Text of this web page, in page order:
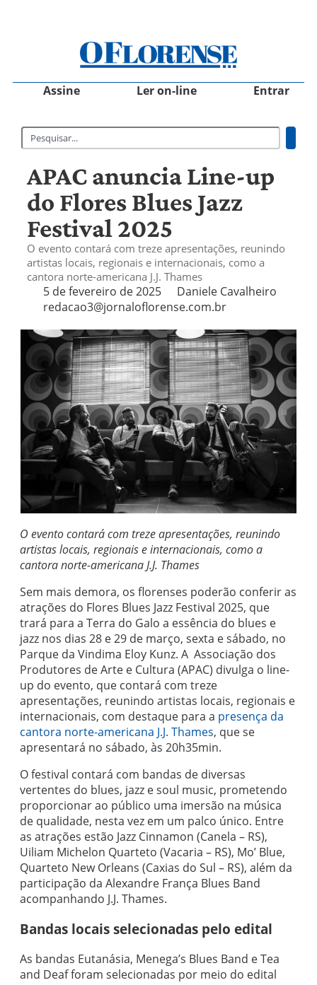
Assine Ler on-line Entrar
APAC anuncia Line-up
do Flores Blues Jazz
Festival 2025
O evento contará com treze apresentações, reunindo
artistas locais, regionais e internacionais, como a
cantora norte-americana J.J. Thames
5 de fevereiro de 2025
Daniele Cavalheiro
redacao3@jornaloflorense.com.br
O evento contará com treze apresentações, reunindo
artistas locais, regionais e internacionais, como a
cantora norte-americana J.J. Thames
Sem mais demora, os florenses poderão conferir as
atrações do Flores Blues Jazz Festival 2025, que
trará para a Terra do Galo a essência do blues e
jazz nos dias 28 e 29 de março, sexta e sábado, no
Parque da Vindima Eloy Kunz. A Associação dos
Produtores de Arte e Cultura (APAC) divulga o line-
up do evento, que contará com treze
apresentações, reunindo artistas locais, regionais e
internacionais, com destaque para a presença da
cantora norte-americana J.J. Thames, que se
apresentará no sábado, às 20h35min.
O festival contará com bandas de diversas
vertentes do blues, jazz e soul music, prometendo
proporcionar ao público uma imersão na música
de qualidade, nesta vez em um palco único. Entre
as atrações estão Jazz Cinnamon (Canela – RS),
Uiliam Michelon Quarteto (Vacaria – RS), Mo’ Blue,
Quarteto New Orleans (Caxias do Sul – RS), além da
participação da Alexandre França Blues Band
acompanhando J.J. Thames.
Bandas locais selecionadas pelo edital
As bandas Eutanásia, Menega’s Blues Band e Tea
and Deaf foram selecionadas por meio do edital